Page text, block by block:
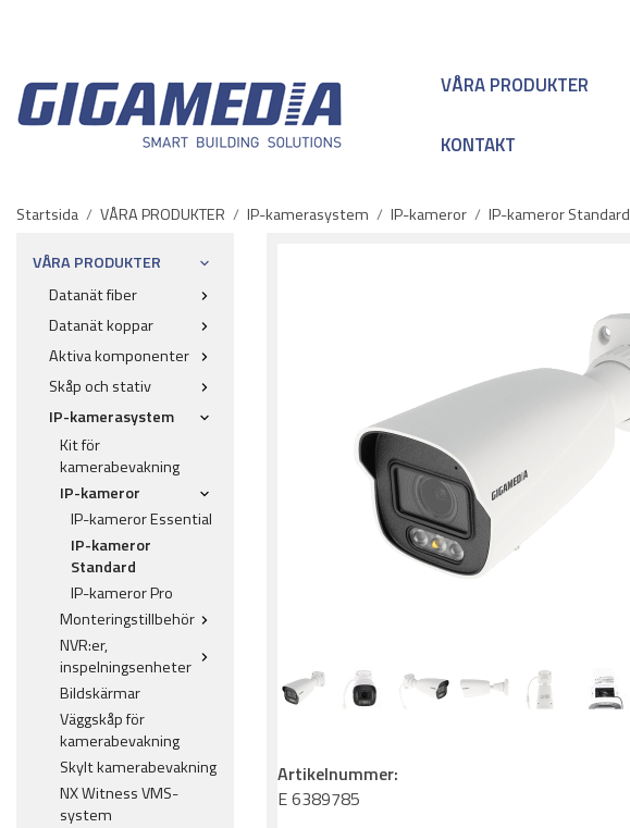
VÅRA PRODUKTER
KONTAKT
Startsida / VÅRA PRODUKTER / IP-kamerasystem / IP-kameror / IP-kameror Standard
VÅRA PRODUKTER
Datanät fiber
Datanät koppar
Aktiva komponenter
Skåp och stativ
IP-kamerasystem
Kit för
kamerabevakning
IP-kameror
IP-kameror Essential
IP-kameror
Standard
IP-kameror Pro
Monteringstillbehör
NVR:er,
inspelningsenheter
Bildskärmar
Väggskåp för
kamerabevakning
Skylt kamerabevakning
NX Witness VMS-
system
Artikelnummer:
E 6389785